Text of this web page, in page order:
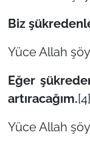
Biz
Yüce Allah
Eğer
artıracağım.[4]
Yüce Allah